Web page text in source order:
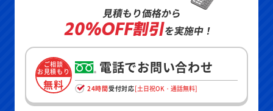
見積もり価格から
20%OFF割引を実施中！
ご相談
お見積もり
無料
電話でお問い合わせ
24時間受付対応[土日祝OK・通話無料]